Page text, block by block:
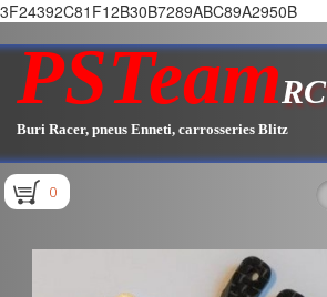
3F24392C81F12B30B7289ABC89A2950B
PSTeamRC
Buri Racer, pneus Enneti, carrosseries Blitz
Accueil
Pièces E1.1 / E1.2
0